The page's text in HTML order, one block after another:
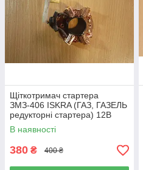
Щіткотримач стартера
ЗМЗ-406 ISKRA (ГАЗ, ГАЗЕЛЬ
редукторні стартера) 12В
В наявності
380 ₴ 400 ₴